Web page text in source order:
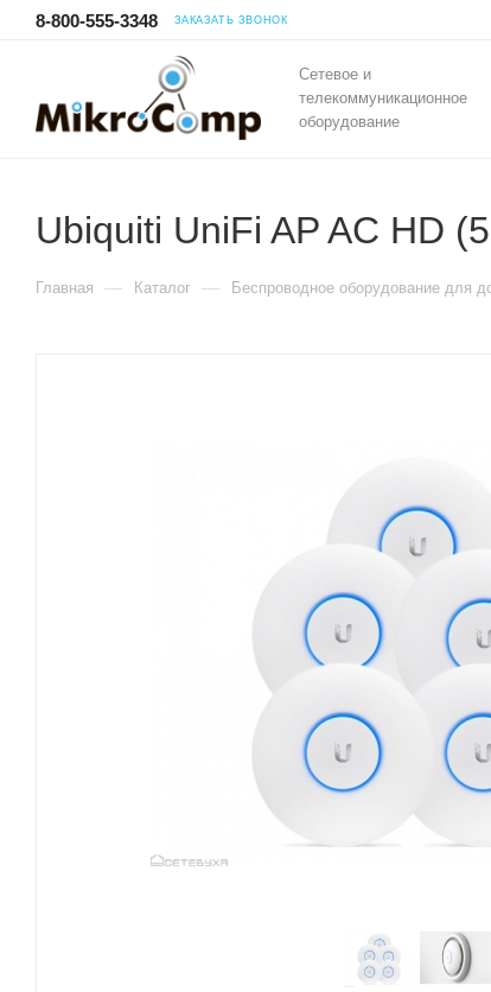
8-800-555-3348 ЗАКАЗАТЬ ЗВОНОК
Сетевое и
телекоммуникационное
оборудование
Ubiquiti UniFi AP AC HD
Главная — Каталог — Беспроводное оборудование для